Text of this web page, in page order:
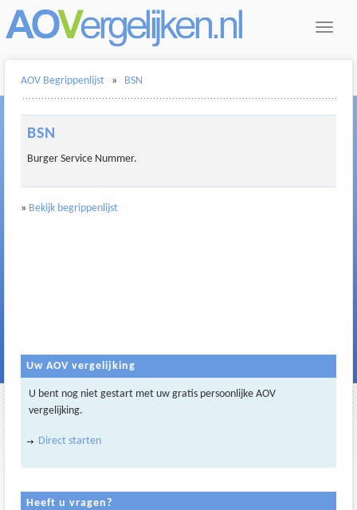
Toggle
AOV Begrippenlijst » BSN
BSN
Burger Service Nummer.
» Bekijk begrippenlijst
Uw AOV vergelijking
U bent nog niet gestart met uw gratis persoonlijke AOV
vergelijking.
Direct starten
Heeft u vragen?